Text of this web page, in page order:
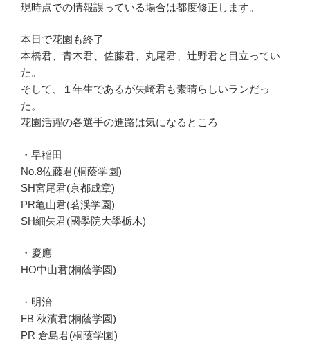
現時点での情報誤っている場合は都度修正します。
本日で花園も終了
本橋君、青木君、佐藤君、丸尾君、辻野君と目立ってい
た。
そして、１年生であるが矢崎君も素晴らしいランだっ
た。
花園活躍の各選手の進路は気になるところ
・早稲田
No.8佐藤君(桐蔭学園)
SH宮尾君(京都成章)
PR亀山君(茗渓学園)
SH細矢君(國學院大學栃木)
・慶應
HO中山君(桐蔭学園)
・明治
FB 秋濱君(桐蔭学園)
PR 倉島君(桐蔭学園)